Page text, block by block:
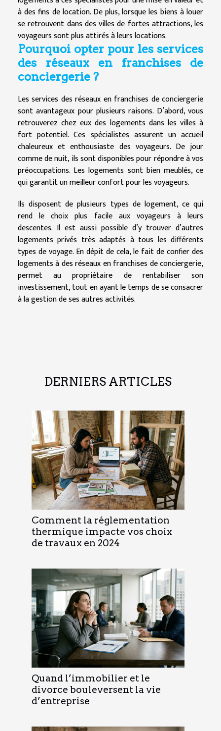
à des fins de location. De plus, lorsque les biens à louer
se retrouvent dans des villes de fortes attractions, les
voyageurs sont plus attirés à leurs locations.
Pourquoi opter pour les services
des réseaux en franchises de
conciergerie ?
Les services des réseaux en franchises de conciergerie
sont avantageux pour plusieurs raisons. D’abord, vous
retrouverez chez eux des logements dans les villes à
fort potentiel. Ces spécialistes assurent un accueil
chaleureux et enthousiaste des voyageurs. De jour
comme de nuit, ils sont disponibles pour répondre à vos
préoccupations. Les logements sont bien meublés, ce
qui garantit un meilleur confort pour les voyageurs.
Ils disposent de plusieurs types de logement, ce qui
rend le choix plus facile aux voyageurs à leurs
descentes. Il est aussi possible d’y trouver d’autres
logements privés très adaptés à tous les différents
types de voyage. En dépit de cela, le fait de confier des
logements à des réseaux en franchises de conciergerie,
permet au propriétaire de rentabiliser son
investissement, tout en ayant le temps de se consacrer
à la gestion de ses autres activités.
DERNIERS ARTICLES
Comment la réglementation
thermique impacte vos choix
de travaux en 2024
Quand l’immobilier et le
divorce bouleversent la vie
d’entreprise